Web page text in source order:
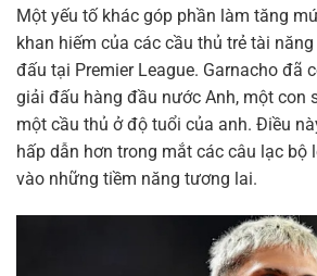
Một yếu tố khác góp phần làm tăng
khan hiếm của các cầu thủ trẻ tài
đấu tại Premier League. Garnacho đã
giải đấu hàng đầu nước Anh, một con
một cầu thủ ở độ tuổi của anh. Điều
hấp dẫn hơn trong mắt các câu lạc bộ
vào những tiềm năng tương lai.